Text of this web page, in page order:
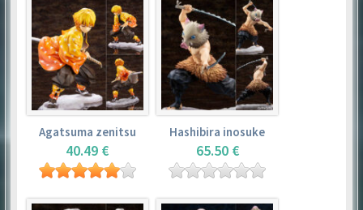
Agatsuma zenitsu
40.49 €
Hashibira inosuke
65.50 €